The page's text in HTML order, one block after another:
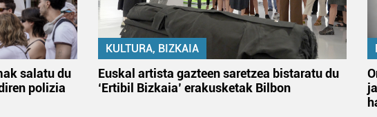
salatu du
polizia
KULTURA, BIZKAIA
Euskal artista gazteen saretzea bistaratu du
‘Ertibil Bizkaia’ erakusketak Bilbon